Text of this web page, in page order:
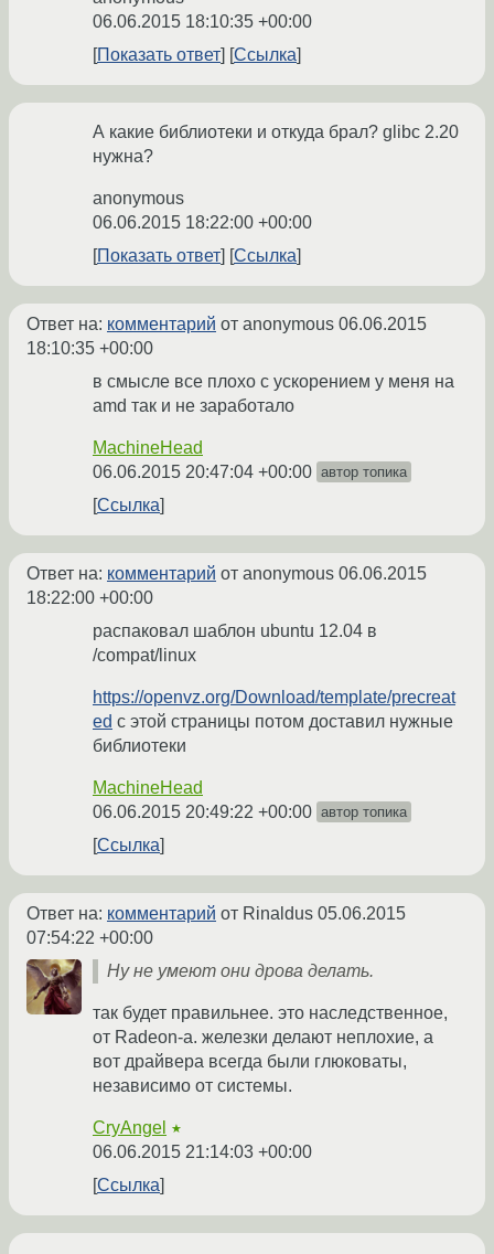
06.06.2015 18:10:35 +00:00
Показать ответ
Ссылка
А какие библиотеки и откуда брал? glibc 2.20
нужна?
anonymous
06.06.2015 18:22:00 +00:00
Показать ответ
Ссылка
Ответ на: комментарий от anonymous 06.06.2015
18:10:35 +00:00
в смысле все плохо с ускорением у меня на
amd так и не заработало
MachineHead
06.06.2015 20:47:04 +00:00 автор топика
Ссылка
Ответ на: комментарий от anonymous 06.06.2015
18:22:00 +00:00
распаковал шаблон ubuntu 12.04 в
/compat/linux
https://openvz.org/Download/template/precreat
ed с этой страницы потом доставил нужные
библиотеки
MachineHead
06.06.2015 20:49:22 +00:00 автор топика
Ссылка
Ответ на: комментарий от Rinaldus 05.06.2015
07:54:22 +00:00
Ну не умеют они дрова делать.
так будет правильнее. это наследственное,
от Radeon-а. железки делают неплохие, а
вот драйвера всегда были глюковаты,
независимо от системы.
CryAngel ★
06.06.2015 21:14:03 +00:00
Ссылка